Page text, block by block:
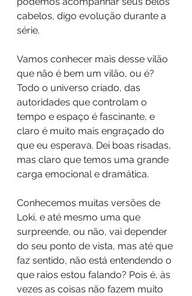
cabelos, digo evolução durante a
série.
Vamos conhecer mais desse vilão
que não é bem um vilão, ou é?
Todo o universo criado, das
autoridades que controlam o
tempo e espaço é fascinante, e
claro é muito mais engraçado do
que eu esperava. Dei boas risadas,
mas claro que temos uma grande
carga emocional e dramática.
Conhecemos muitas versões de
Loki, e até mesmo uma que
surpreende, ou não, vai depender
do seu ponto de vista, mas até que
faz sentido, não está entendendo o
que raios estou falando? Pois é, às
vezes as coisas não fazem muito